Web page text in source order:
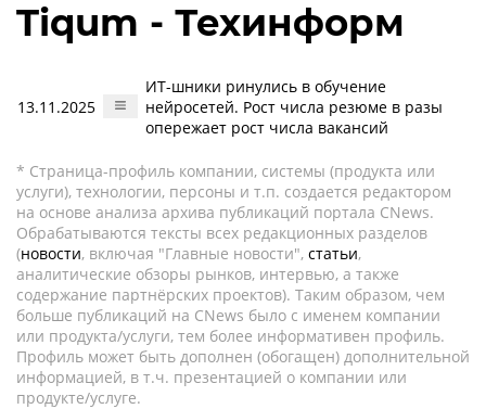
Tiqum - Техинформ
13.11.2025
ИТ-шники ринулись в обучение
нейросетей. Рост числа резюме в разы
опережает рост числа вакансий
* Страница-профиль компании, системы (продукта или
услуги), технологии, персоны и т.п. создается редактором
на основе анализа архива публикаций портала CNews.
Обрабатываются тексты всех редакционных разделов
(новости, включая "Главные новости", статьи,
аналитические обзоры рынков, интервью, а также
содержание партнёрских проектов). Таким образом, чем
больше публикаций на CNews было с именем компании
или продукта/услуги, тем более информативен профиль.
Профиль может быть дополнен (обогащен) дополнительной
информацией, в т.ч. презентацией о компании или
продукте/услуге.